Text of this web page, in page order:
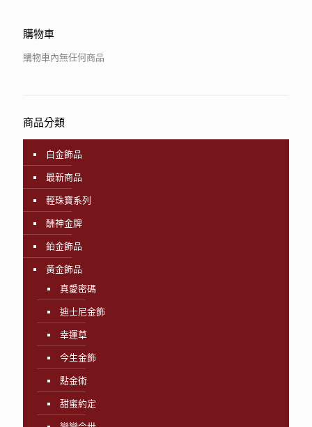
購物車
購物車內無任何商品
商品分類
白金飾品
最新商品
輕珠寶系列
酬神金牌
鉑金飾品
黃金飾品
真愛密碼
迪士尼金飾
幸運草
今生金飾
點金術
甜蜜約定